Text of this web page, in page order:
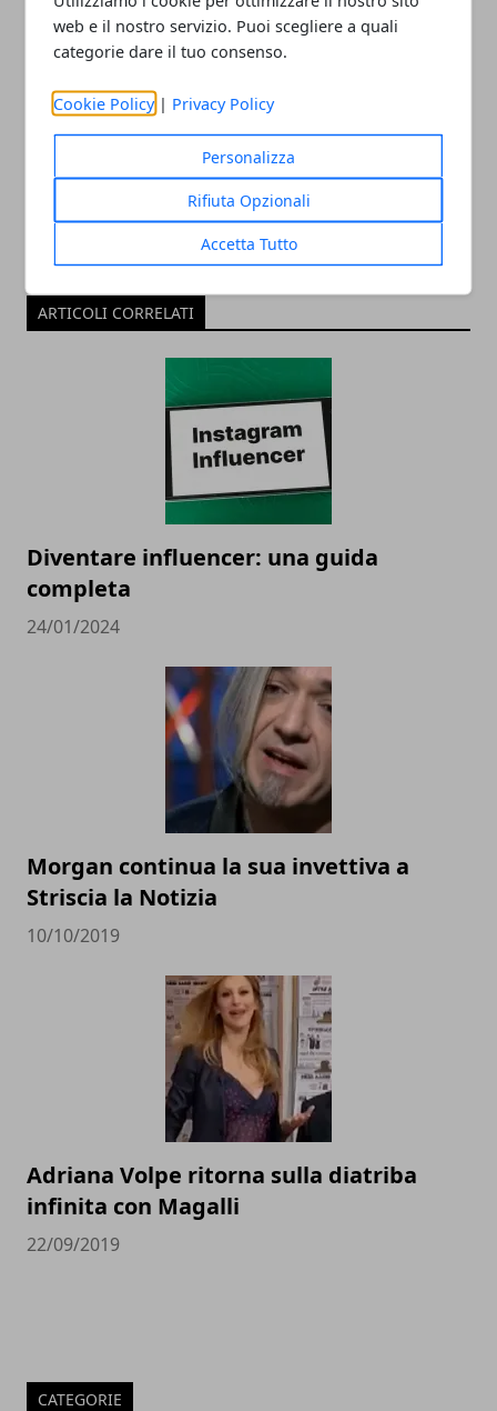
web e il nostro servizio. Puoi scegliere a quali
categorie dare il tuo consenso.
Cookie Policy | Privacy Policy
Personalizza
Rifiuta Opzionali
Accetta Tutto
Redazione
ARTICOLI CORRELATI
Diventare influencer: una guida
completa
24/01/2024
Morgan continua la sua invettiva a
Striscia la Notizia
10/10/2019
Adriana Volpe ritorna sulla diatriba
infinita con Magalli
22/09/2019
CATEGORIE